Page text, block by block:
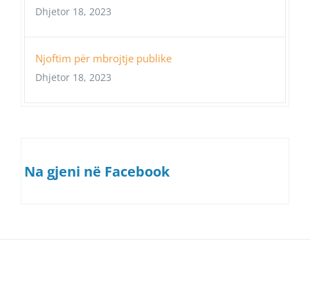
Dhjetor 18, 2023
Njoftim për mbrojtje publike
Dhjetor 18, 2023
Na gjeni në Facebook